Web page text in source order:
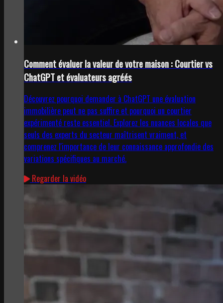
Comment évaluer la valeur de votre maison : Courtier vs
ChatGPT et évaluateurs agréés
Découvrez pourquoi demander à ChatGPT une évaluation
immobilière peut ne pas suffire et pourquoi un courtier
expérimenté reste essentiel. Explorez les nuances locales que
seuls des experts du secteur maîtrisent vraiment, et
comprenez l'importance de leur connaissance approfondie des
variations spécifiques au marché.
Regarder la vidéo